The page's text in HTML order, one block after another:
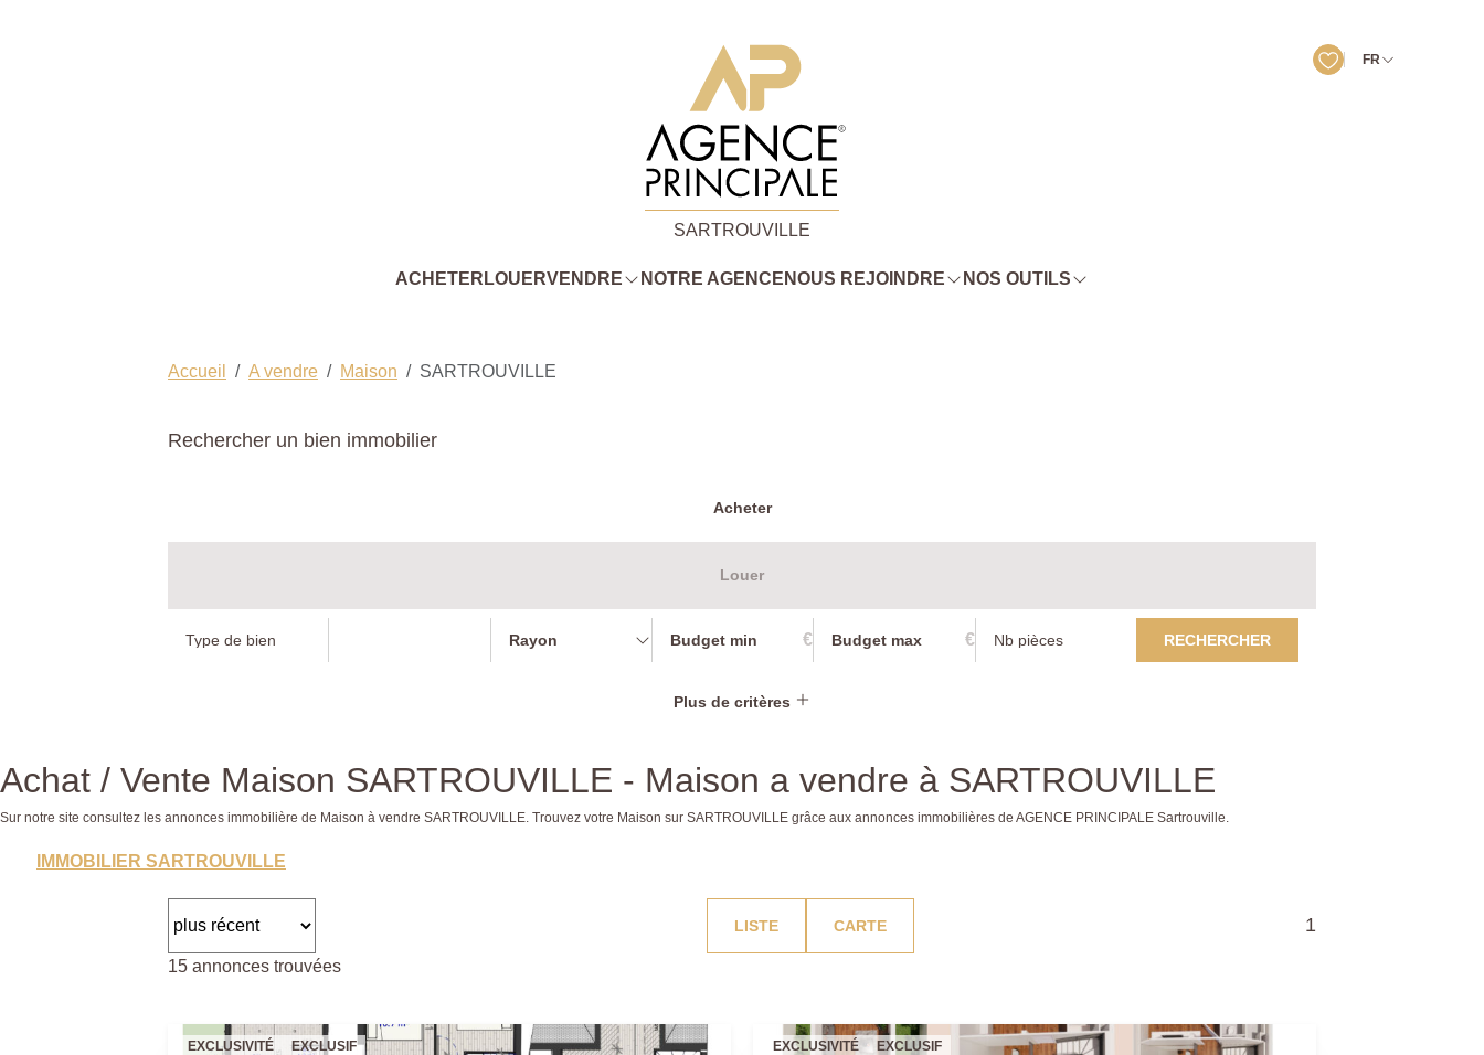
FR
SARTROUVILLE
ACHETER LOUERVENDRE NOTRE AGENCE NOUS REJOINDRE NOS OUTILS
Accueil A vendre Maison SARTROUVILLE
Rechercher un bien immobilier
Acheter
Louer
Rayon € € RECHERCHER
Plus de critères
Achat / Vente Maison SARTROUVILLE - Maison a vendre à SARTROUVILLE
Sur notre site consultez les annonces immobilière de Maison à vendre SARTROUVILLE. Trouvez votre Maison sur SARTROUVILLE grâce aux annonces immobilières de AGENCE PRINCIPALE Sartrouville.
IMMOBILIER SARTROUVILLE
LISTE CARTE 1
15 annonces trouvées
EXCLUSIVITÉ EXCLUSIF EXCLUSIVITÉ EXCLUSIF